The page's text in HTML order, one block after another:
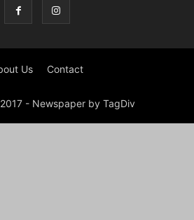
Us Contact
- Newspaper by TagDiv